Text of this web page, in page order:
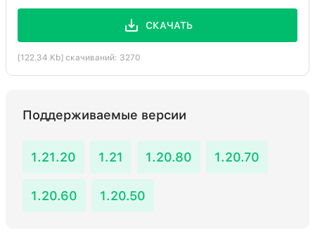
СКАЧАТЬ
[122.34 Kb] скачиваний: 3270
Поддерживаемые версии
1.21.20 1.21 1.20.80 1.20.70
1.20.60 1.20.50